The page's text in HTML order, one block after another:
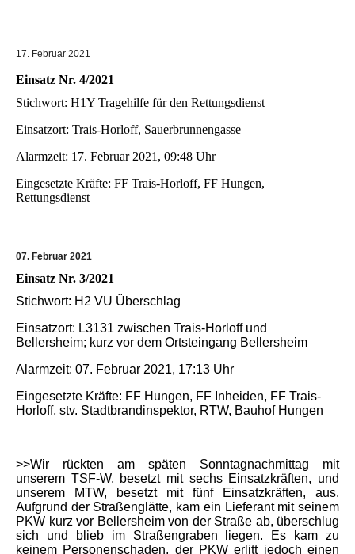
17. Februar 2021
Einsatz Nr. 4/2021
Stichwort: H1Y Tragehilfe für den Rettungsdienst
Einsatzort: Trais-Horloff, Sauerbrunnengasse
Alarmzeit: 17. Februar 2021, 09:48 Uhr
Eingesetzte Kräfte: FF Trais-Horloff, FF Hungen,
Rettungsdienst
07. Februar 2021
Einsatz Nr. 3/2021
Stichwort: H2 VU Überschlag
Einsatzort: L3131 zwischen Trais-Horloff und
Bellersheim; kurz vor dem Ortsteingang Bellersheim
Alarmzeit: 07. Februar 2021, 17:13 Uhr
Eingesetzte Kräfte: FF Hungen, FF Inheiden, FF Trais-
Horloff, stv. Stadtbrandinspektor, RTW, Bauhof Hungen
>>Wir rückten am späten Sonntagnachmittag mit
unserem TSF-W, besetzt mit sechs Einsatzkräften, und
unserem MTW, besetzt mit fünf Einsatzkräften, aus.
Aufgrund der Straßenglätte, kam ein Lieferant mit seinem
PKW kurz vor Bellersheim von der Straße ab, überschlug
sich und blieb im Straßengraben liegen. Es kam zu
keinem Personenschaden, der PKW erlitt jedoch einen